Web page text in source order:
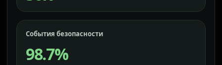
События безопасности
98.7%